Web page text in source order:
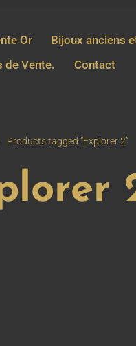
Or Bijoux anciens
de Vente.
Contact
Products tagged “Explorer 2”